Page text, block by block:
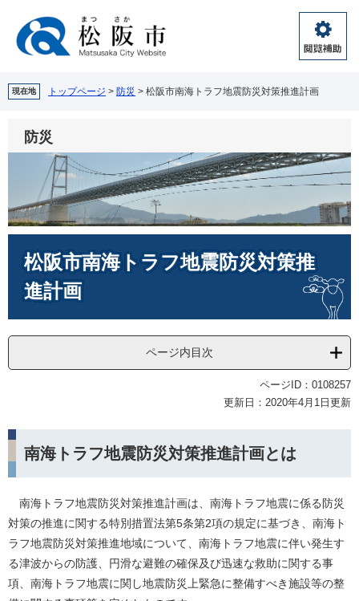
閲
覧
助
現在地 トップページ > 防災 > 松阪市南海トラフ地震防災対策推進計画
防災
松阪市南海トラフ地震防災対策推
進計画
ページ内目次
ページID：0108257
更新日：2020年4月1日更新
南海トラフ地震防災対策推進計画とは
南海トラフ地震防災対策推進計画は、南海トラフ地震に係る防災
対策の推進に関する特別措置法第5条第2項の規定に基づき、南海ト
ラフ地震防災対策推進地域について、南海トラフ地震に伴い発生す
る津波からの防護、円滑な避難の確保及び迅速な救助に関する事
項、南海トラフ地震に関し地震防災上緊急に整備すべき施設等の整